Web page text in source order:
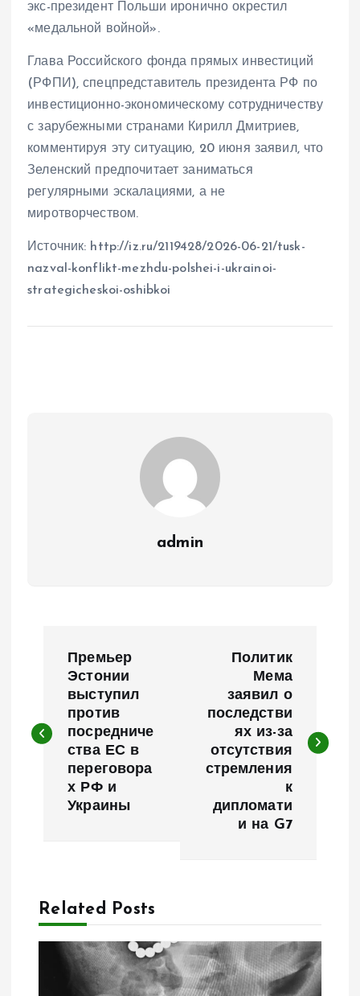
экс-президент Польши иронично окрестил
«медальной войной».
Глава Российского фонда прямых инвестиций
(РФПИ), спецпредставитель президента РФ по
инвестиционно-экономическому сотрудничеству
с зарубежными странами Кирилл Дмитриев,
комментируя эту ситуацию, 20 июня заявил, что
Зеленский предпочитает заниматься
регулярными эскалациями, а не
миротворчеством.
Источник: http://iz.ru/2119428/2026-06-21/tusk-
nazval-konflikt-mezhdu-polshei-i-ukrainoi-
strategicheskoi-oshibkoi
admin
в
и
Премьер
Эстонии
выступил
против
посредниче
ства ЕС в
переговора
х РФ и
Украины
Политик
Мема
заявил о
последстви
ях из-за
отсутствия
стремления
к
дипломати
и на G7
Related Posts